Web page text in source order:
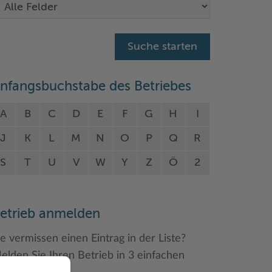
des Betriebes
A B C D E F G H
J K L M N O P Q R
S T U V W Y Z Ö 2
anmelden
vermissen einen Eintrag in der Liste?
Sie Ihren Betrieb in 3 einfachen